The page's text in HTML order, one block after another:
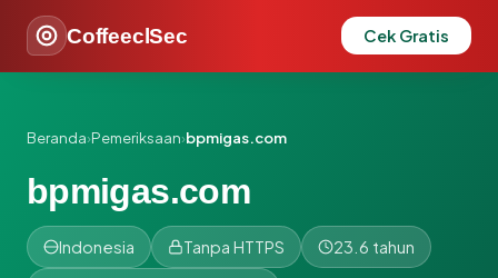
CoffeeclSec Cek Gratis
Beranda›Pemeriksaan›bpmigas.com
bpmigas.com
Indonesia Tanpa HTTPS 23.6 tahun